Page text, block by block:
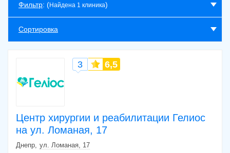
Фильтр: (Найдена 1 клиника)
Сортировка
Центр хирургии и реабилитации Гелиос
на ул. Ломаная, 17
3 6,5
Днепр ул. Ломаная, 17